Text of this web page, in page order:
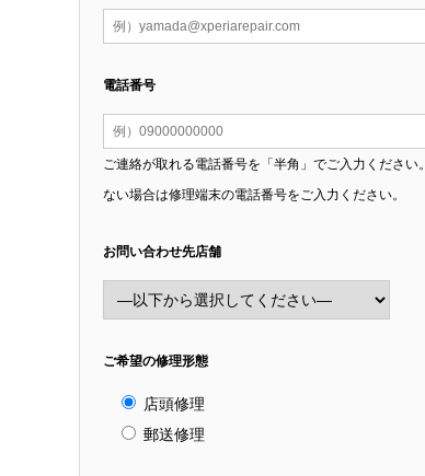
電話番号
ご連絡が取れる電話番号を「半角」でご入力ください。
ない場合は修理端末の電話番号をご入力ください。
お問い合わせ先店舗
ご希望の修理形態
店頭修理
郵送修理